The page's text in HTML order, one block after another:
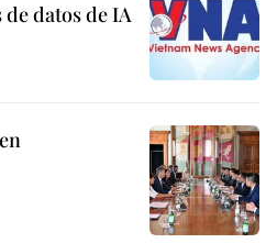
datos de IA